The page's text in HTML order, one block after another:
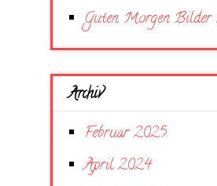
Guten Morgen Bilder
Archiv
Februar 2025
April 2024